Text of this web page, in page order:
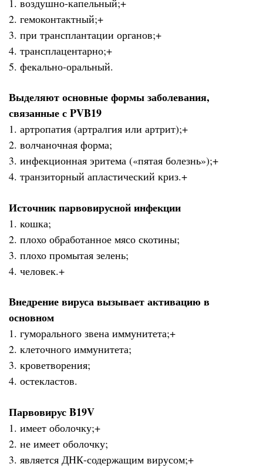
1. воздушно-капельный;+
2. гемоконтактный;+
3. при трансплантации органов;+
4. трансплацентарно;+
5. фекально-оральный.
Выделяют основные формы заболевания,
связанные с PVB19
1. артропатия (артралгия или артрит);+
2. волчаночная форма;
3. инфекционная эритема («пятая болезнь»);+
4. транзиторный апластический криз.+
Источник парвовирусной инфекции
1. кошка;
2. плохо обработанное мясо скотины;
3. плохо промытая зелень;
4. человек.+
Внедрение вируса вызывает активацию в
основном
1. гуморального звена иммунитета;+
2. клеточного иммунитета;
3. кроветворения;
4. остекластов.
Парвовирус B19V
1. имеет оболочку;+
2. не имеет оболочку;
3. является ДНК-содержащим вирусом;+